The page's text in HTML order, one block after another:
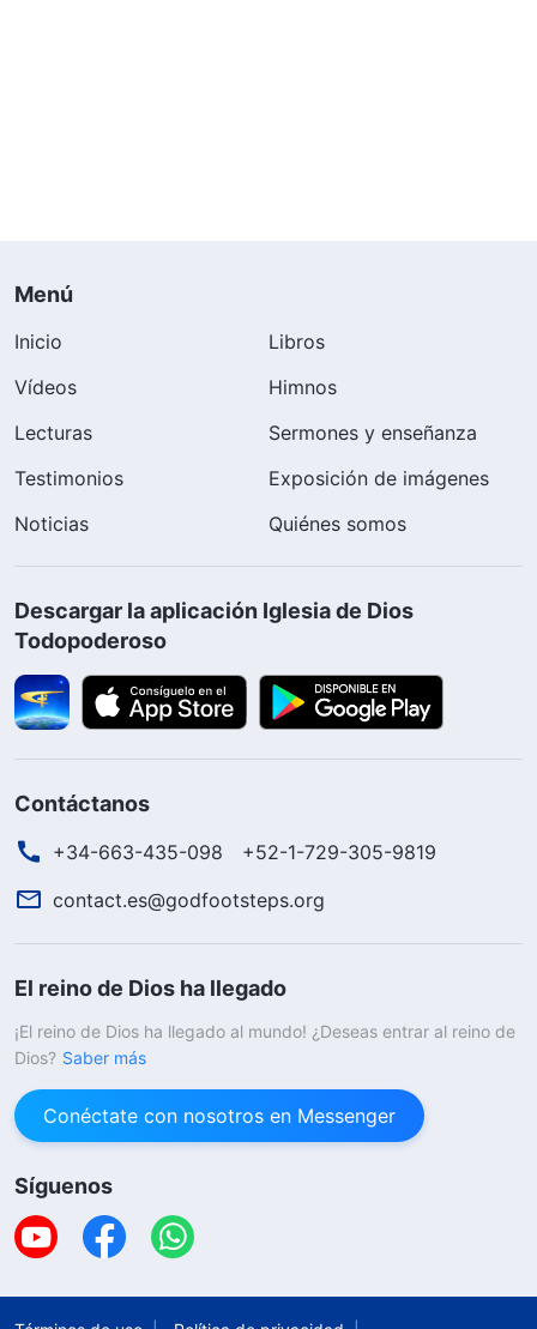
Menú
Inicio
Libros
Vídeos
Himnos
Lecturas
Sermones y enseñanza
Testimonios
Exposición de imágenes
Noticias
Quiénes somos
Descargar la aplicación Iglesia de Dios
Todopoderoso
Contáctanos
+34-663-435-098
+52-1-729-305-9819
contact.es@godfootsteps.org
El reino de Dios ha llegado
¡El reino de Dios ha llegado al mundo! ¿Deseas entrar al reino de
Dios? Saber más
Conéctate con nosotros en Messenger
Síguenos